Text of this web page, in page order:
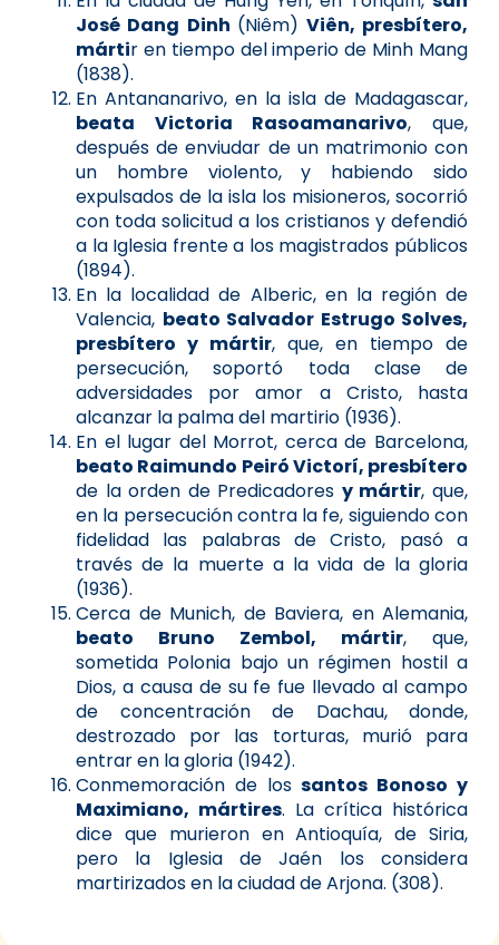
José Dang Dinh (Niêm) Viên, presbítero,
mártir en tiempo del imperio de Minh Mang
(1838).
En Antananarivo, en la isla de Madagascar,
beata Victoria Rasoamanarivo, que,
después de enviudar de un matrimonio con
un hombre violento, y habiendo sido
expulsados de la isla los misioneros, socorrió
con toda solicitud a los cristianos y defendió
a la Iglesia frente a los magistrados públicos
(1894).
En la localidad de Alberic, en la región de
Valencia, beato Salvador Estrugo Solves,
presbítero y mártir, que, en tiempo de
persecución, soportó toda clase de
adversidades por amor a Cristo, hasta
alcanzar la palma del martirio (1936).
En el lugar del Morrot, cerca de Barcelona,
beato Raimundo Peiró Victorí, presbítero
de la orden de Predicadores y mártir, que,
en la persecución contra la fe, siguiendo con
fidelidad las palabras de Cristo, pasó a
través de la muerte a la vida de la gloria
(1936).
Cerca de Munich, de Baviera, en Alemania,
beato Bruno Zembol, mártir, que,
sometida Polonia bajo un régimen hostil a
Dios, a causa de su fe fue llevado al campo
de concentración de Dachau, donde,
destrozado por las torturas, murió para
entrar en la gloria (1942).
Conmemoración de lossantos Bonoso y
Maximiano, mártires. La crítica histórica
dice que murieron en Antioquía, de Siria,
pero la Iglesia de Jaén los considera
martirizados en la ciudad de Arjona. (308).